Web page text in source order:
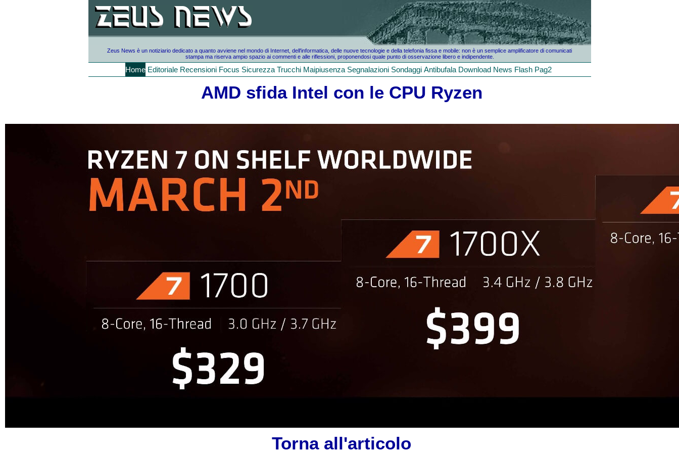
Zeus News è un notiziario dedicato a quanto avviene nel mondo di Internet, dell'informatica, delle nuove tecnologie e della telefonia fissa e mobile: non è un semplice amplificatore di comunicati
stampa ma riserva ampio spazio ai commenti e alle riflessioni, proponendosi quale punto di osservazione libero e indipendente.
Home Editoriale Recensioni Focus Sicurezza Trucchi Maipiusenza Segnalazioni Sondaggi Antibufala Download News Flash Pag2
AMD sfida Intel con le CPU Ryzen
Torna all'articolo